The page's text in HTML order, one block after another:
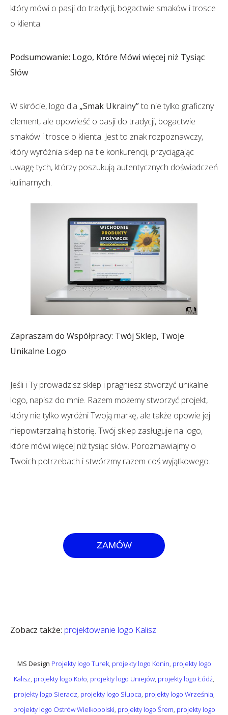
który mówi o pasji do tradycji, bogactwie smaków i trosce
o klienta.
Podsumowanie: Logo, Które Mówi więcej niż Tysiąc
Słów
W skrócie, logo dla „Smak Ukrainy”to nie tylko graficzny
element, ale opowieść o pasji do tradycji, bogactwie
smaków i trosce o klienta. Jest to znak rozpoznawczy,
który wyróżnia sklep na tle konkurencji, przyciągając
uwagę tych, którzy poszukują autentycznych doświadczeń
kulinarnych.
Zapraszam do Współpracy: Twój Sklep, Twoje
Unikalne Logo
Jeśli i Ty prowadzisz sklep i pragniesz stworzyć unikalne
logo, napisz do mnie. Razem możemy stworzyć projekt,
który nie tylko wyróżni Twoją markę, ale także opowie jej
niepowtarzalną historię. Twój sklep zasługuje na logo,
które mówi więcej niż tysiąc słów. Porozmawiajmy o
Twoich potrzebach i stwórzmy razem coś wyjątkowego.
ZAMÓW
Zobacz także: projektowanie logo Kalisz
MS Design Projekty logo Turek, projekty logo Konin, projekty logo
Kalisz, projekty logo Koło, projekty logo Uniejów, projekty logo Łódź,
projekty logo Sieradz, projekty logo Słupca, projekty logo Września,
projekty logo Ostrów Wielkopolski, projekty logo Śrem, projekty logo